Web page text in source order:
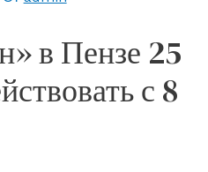
в Пензе 25
с 8